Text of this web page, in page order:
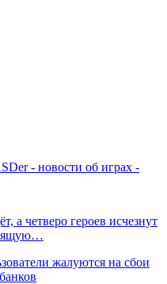
- новости об играх -
а четверо героев исчезнут
жалуются на сбои